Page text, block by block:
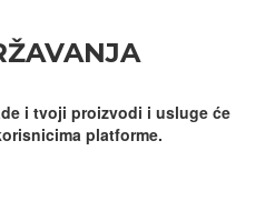
i tvoji proizvodi i usluge će
platforme.